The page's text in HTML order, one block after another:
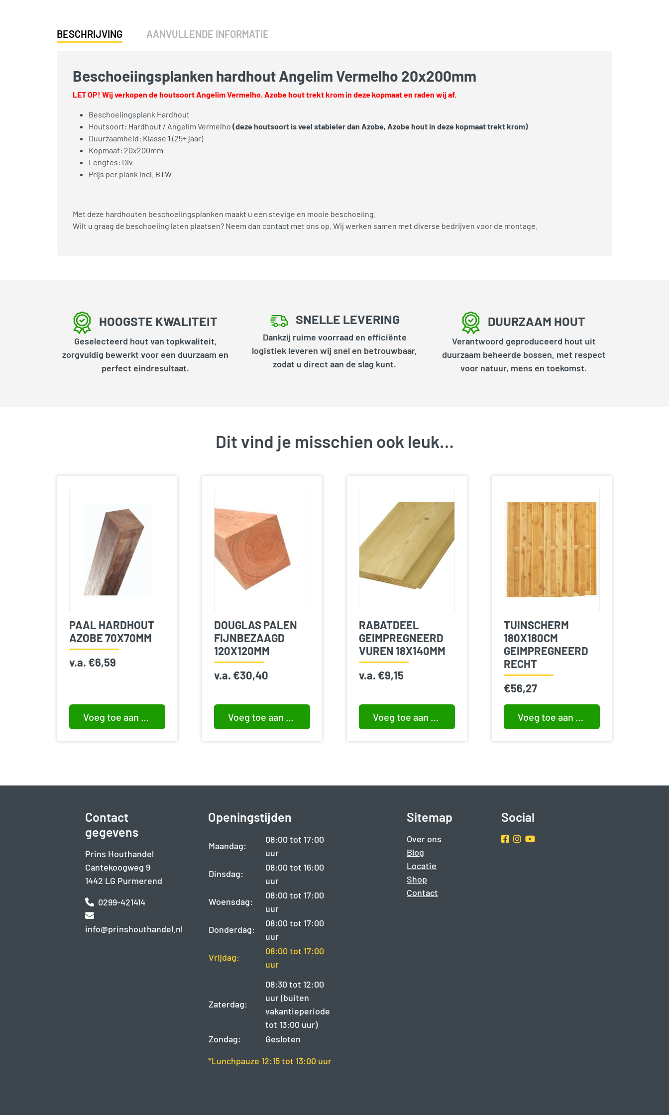
BESCHRIJVING AANVULLENDE INFORMATIE
Beschoeiingsplanken hardhout Angelim Vermelho 20x200mm
LET OP! Wij verkopen de houtsoort Angelim Vermelho. Azobe hout trekt krom in deze kopmaat en raden wij af.
Beschoeiingsplank Hardhout
Houtsoort: Hardhout / Angelim Vermelho (deze houtsoort is veel stabieler dan Azobe, Azobe hout in deze kopmaat trekt krom)
Duurzaamheid: Klasse 1 (25+ jaar)
Kopmaat: 20x200mm
Lengtes: Div
Prijs per plank incl. BTW
Met deze hardhouten beschoeiingsplanken maakt u een stevige en mooie beschoeiing.
Wilt u graag de beschoeiing laten plaatsen? Neem dan contact met ons op. Wij werken samen met diverse bedrijven voor de montage.
HOOGSTE KWALITEIT
Geselecteerd hout van topkwaliteit,
zorgvuldig bewerkt voor een duurzaam en
perfect eindresultaat.
SNELLE LEVERING
Dankzij ruime voorraad en efficiënte
logistiek leveren wij snel en betrouwbaar,
zodat u direct aan de slag kunt.
DUURZAAM HOUT
Verantwoord geproduceerd hout uit
duurzaam beheerde bossen, met respect
voor natuur, mens en toekomst.
Dit vind je misschien ook leuk…
PAAL HARDHOUT
AZOBE 70X70MM
v.a. €6,59
Voeg toe aan winkelwagen
DOUGLAS PALEN
FIJNBEZAAGD
120X120MM
v.a. €30,40
Voeg toe aan winkelwagen
RABATDEEL
GEIMPREGNEERD
VUREN 18X140MM
v.a. €9,15
Voeg toe aan winkelwagen
TUINSCHERM
180X180CM
GEIMPREGNEERD
RECHT
€56,27
Voeg toe aan winkelwagen
Contact
gegevens
Prins Houthandel
Cantekoogweg 9
1442 LG Purmerend
0299-421414
info@prinshouthandel.nl
Openingstijden
Maandag:
08:00 tot 17:00
uur
Dinsdag:
08:00 tot 16:00
uur
Woensdag:
08:00 tot 17:00
uur
Donderdag:
08:00 tot 17:00
uur
Vrijdag:
08:00 tot 17:00
uur
Zaterdag:
08:30 tot 12:00
uur (buiten
vakantieperiode
tot 13:00 uur)
Zondag:
Gesloten
*Lunchpauze 12:15 tot 13:00 uur
Sitemap
Over ons
Blog
Locatie
Shop
Contact
Social
Facebook
Instragram
Youtube